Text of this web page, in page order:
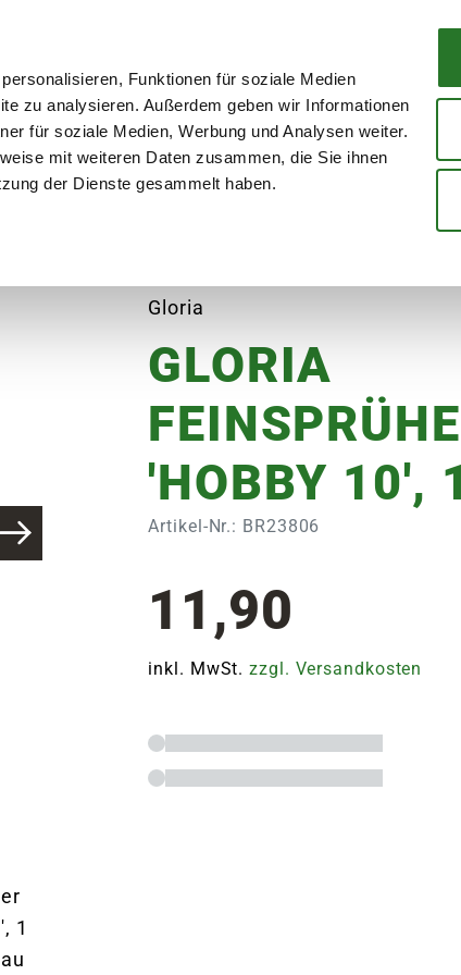
Funktionen für soziale Medien
zu analysieren. Außerdem geben wir Informationen
für soziale Medien, Werbung und Analysen weiter.
mit weiteren Daten zusammen, die Sie ihnen
der Dienste gesammelt haben.
Ratgeber Gutscheine
Gloria
GLORIA
'HOBBY 10',
Artikel-Nr.: BR23806
11,90
inkl. MwSt.zzgl. Versandkosten